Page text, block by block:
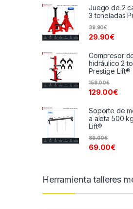
Juego de 2
3 toneladas
29.90€
39.90€
Compresor
hidráulico 2
Prestige Lift®
129.00€
159.00€
Soporte de
a aleta 500
Lift®
69.00€
89.00€
Herramienta talleres